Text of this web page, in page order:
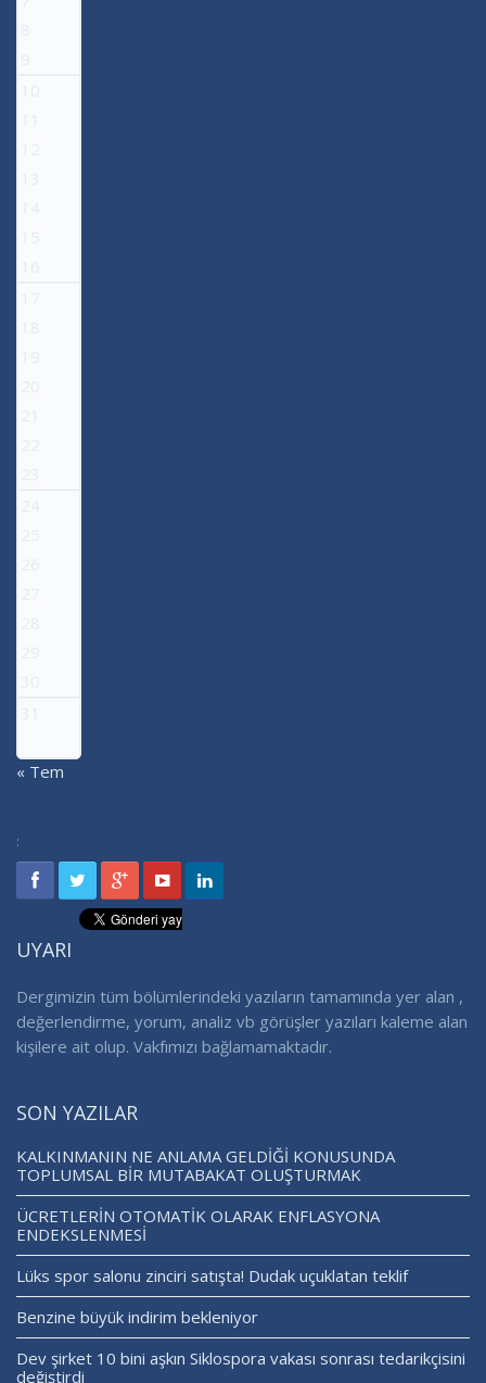
8
9
10
11
12
13
14
15
16
17
18
19
20
21
22
23
24
25
26
27
28
29
30
31
« Tem
:
UYARI
Dergimizin tüm bölümlerindeki yazıların tamamında yer alan ,
değerlendirme, yorum, analiz vb görüşler yazıları kaleme alan
kişilere ait olup. Vakfımızı bağlamamaktadır.
SON YAZILAR
KALKINMANIN NE ANLAMA GELDİĞİ KONUSUNDA
TOPLUMSAL BİR MUTABAKAT OLUŞTURMAK
ÜCRETLERİN OTOMATİK OLARAK ENFLASYONA
ENDEKSLENMESİ
Lüks spor salonu zinciri satışta! Dudak uçuklatan teklif
Benzine büyük indirim bekleniyor
Dev şirket 10 bini aşkın Siklospora vakası sonrası tedarikçisini
değiştirdi